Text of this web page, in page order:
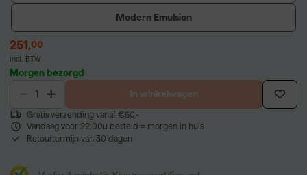
Modern Emulsion
251,00
incl. BTW
Morgen bezorgd
In winkelwagen
Gratis verzending vanaf €50,-
Vandaag voor 22:00u besteld = morgen in huis
Retourtermijn van 30 dagen